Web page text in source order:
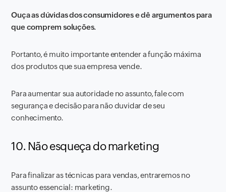
Ouça as dúvidas dos consumidores e dê argumentos para
que comprem soluções.
Portanto, é muito importante entender a função máxima
dos produtos que sua empresa vende.
Para aumentar sua autoridade no assunto, fale com
segurança e decisão para não duvidar de seu
conhecimento.
10. Não esqueça do marketing
Para finalizar as técnicas para vendas, entraremos no
assunto essencial: marketing.